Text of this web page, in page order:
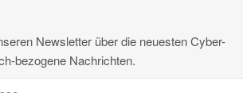
Newsletter über die neuesten Cyber-
bezogene Nachrichten.